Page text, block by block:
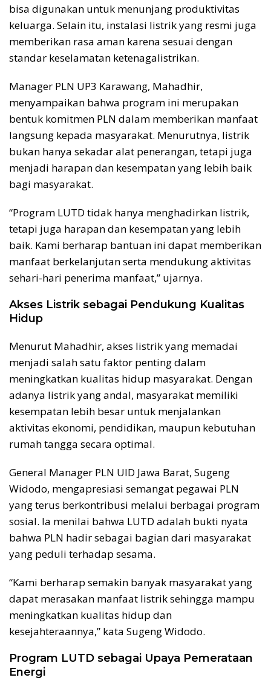
bisa digunakan untuk menunjang produktivitas
keluarga. Selain itu, instalasi listrik yang resmi juga
memberikan rasa aman karena sesuai dengan
standar keselamatan ketenagalistrikan.
Manager PLN UP3 Karawang, Mahadhir,
menyampaikan bahwa program ini merupakan
bentuk komitmen PLN dalam memberikan manfaat
langsung kepada masyarakat. Menurutnya, listrik
bukan hanya sekadar alat penerangan, tetapi juga
menjadi harapan dan kesempatan yang lebih baik
bagi masyarakat.
“Program LUTD tidak hanya menghadirkan listrik,
tetapi juga harapan dan kesempatan yang lebih
baik. Kami berharap bantuan ini dapat memberikan
manfaat berkelanjutan serta mendukung aktivitas
sehari-hari penerima manfaat,” ujarnya.
Akses Listrik sebagai Pendukung Kualitas
Hidup
Menurut Mahadhir, akses listrik yang memadai
menjadi salah satu faktor penting dalam
meningkatkan kualitas hidup masyarakat. Dengan
adanya listrik yang andal, masyarakat memiliki
kesempatan lebih besar untuk menjalankan
aktivitas ekonomi, pendidikan, maupun kebutuhan
rumah tangga secara optimal.
General Manager PLN UID Jawa Barat, Sugeng
Widodo, mengapresiasi semangat pegawai PLN
yang terus berkontribusi melalui berbagai program
sosial. Ia menilai bahwa LUTD adalah bukti nyata
bahwa PLN hadir sebagai bagian dari masyarakat
yang peduli terhadap sesama.
“Kami berharap semakin banyak masyarakat yang
dapat merasakan manfaat listrik sehingga mampu
meningkatkan kualitas hidup dan
kesejahteraannya,” kata Sugeng Widodo.
Program LUTD sebagai Upaya Pemerataan
Energi